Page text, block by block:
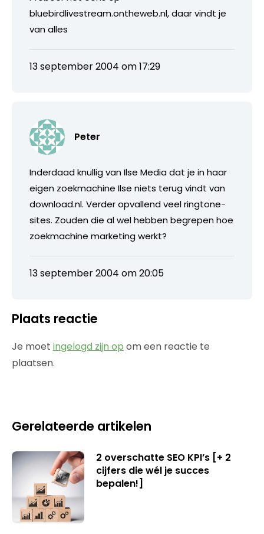
bluebirdlivestream.ontheweb.nl, daar vindt je
van alles
13 september 2004 om 17:29
Peter
Inderdaad knullig van Ilse Media dat je in haar
eigen zoekmachine Ilse niets terug vindt van
download.nl. Verder opvallend veel ringtone-
sites. Zouden die al wel hebben begrepen hoe
zoekmachine marketing werkt?
13 september 2004 om 20:05
Plaats reactie
Je moet ingelogd zijn op om een reactie te
plaatsen.
Gerelateerde artikelen
2 overschatte SEO KPI’s [+ 2
cijfers die wél je succes
bepalen!]